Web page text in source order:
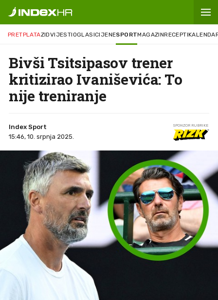
PRETPLATAZIDVIJESTIOGLASICIJENESPORTMAGAZINRECEPTI
Bivši Tsitsipasov trener
kritizirao Ivaniševića: To
nije treniranje
Index Sport
15:46, 10. srpnja 2025.
SPONZOR RUBRIKE